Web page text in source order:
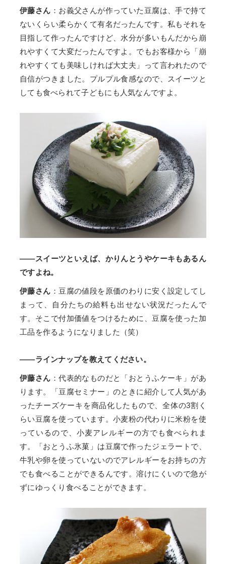
伊藤さん ：お義父さんが作っていた豆腐は、手で持て
ないくらい柔らかくて有名だったんです。私もそれを
目指して作ったんですけど、水分が多いもんだから崩
れやすくて大変だったんですよ。でもお客様から「崩
れやすくても美味しければ大丈夫」って言われたので
自信がつきました。プルプル食感なので、スイーツと
しても食べられて子どもにも人気なんですよ。
——スイーツといえば、かりんとうやケーキもあるん
ですよね。
伊藤さん ：豆腐の値段を原価のわりに安く設定してし
まって、自分たちの給料も出せない状況だったんで
す。そこで付加価値をつけるために、豆腐を使った加
工品を作るようになりました（笑）
——ラインナップを教えてください。
伊藤さん ：代表的なものだと「おとうふケーキ」があ
ります。「豆腐セミナー」のときに紹介して人気があ
ったチーズケーキを商品化したもので、全体の3割く
らい豆腐を使っています。小麦粉の代わりに米粉を使
っているので、小麦アレルギーの方でも食べられま
す。「おとうふ氷菓」は豆腐で作ったジェラートで、
牛乳や卵を使っていないのでアレルギーをお持ちの方
でも食べることができるんです。溶けにくいので急が
ずにゆっくり食べることができます。